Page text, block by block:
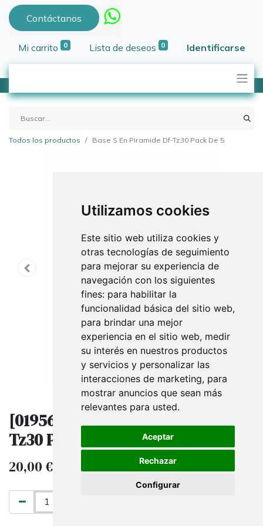
Utilizamos cookies
Este sitio web utiliza cookies y
otras tecnologías de seguimiento
para mejorar su experiencia de
navegación con los siguientes
fines: para habilitar la
funcionalidad básica del sitio web,
para brindar una mejor
experiencia en el sitio web, medir
su interés en nuestros productos
y servicios y personalizar las
interacciones de marketing, para
mostrar anuncios que sean más
relevantes para usted.
Aceptar
Rechazar
Configurar
Contáctanos
Mi carrito 0 Lista de deseos 0 Identificarse
Todos los productos Base S En Piramide Df-Tz30 Pack De 5
[019569] Base S En Piramide Df-
Tz30 Pack De 5
20,00€ IVA excluido